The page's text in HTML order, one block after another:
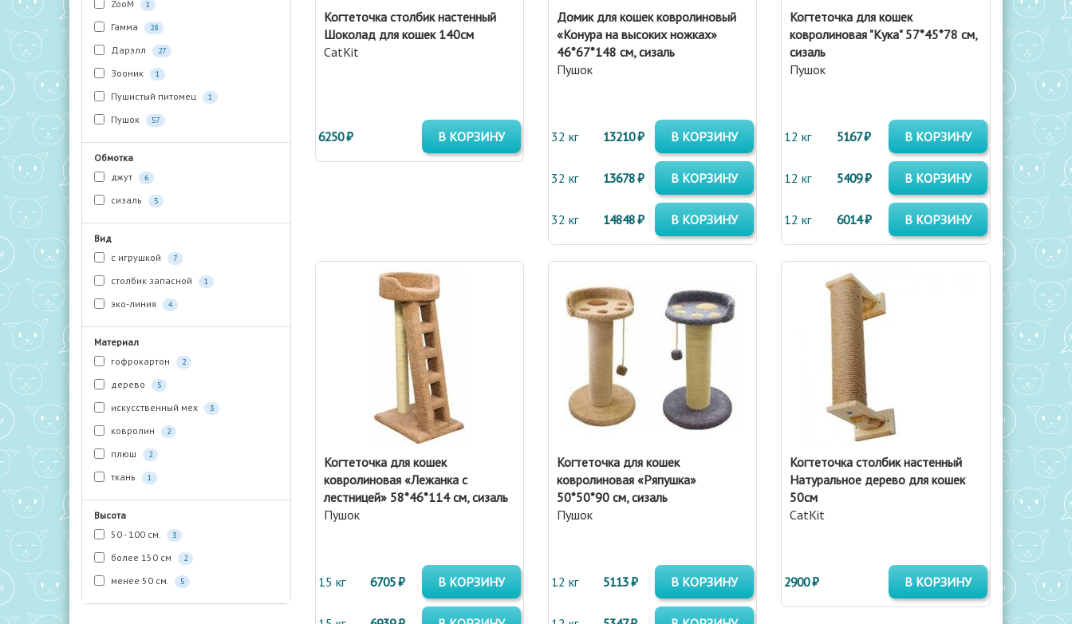
ZooM 1
Гамма 28
Дарэлл 27
Зооник 1
Пушистый питомец 1
Пушок 57
Обмотка
джут
6
сизаль 5
Вид
с игрушкой
7
столбик запасной 1
эко-линия 4
Материал
гофрокартон
2
дерево 5
искусственный мех 3
ковролин 2
плюш 2
ткань 1
Высота
50 - 100 см.
3
более 150 см 2
менее 50 см. 5
Когтеточка столбик настенный
Шоколад для кошек 140см
CatKit
6250 ₽ В КОРЗИНУ
Домик для кошек ковролиновый
«Конура на высоких ножках»
46*67*148 см, сизаль
Пушок
32 кг 13210 ₽ В КОРЗИНУ
32 кг 13678 ₽ В КОРЗИНУ
32 кг 14848 ₽ В КОРЗИНУ
Когтеточка для кошек
ковролиновая "Кука" 57*45*78 см,
сизаль
Пушок
12 кг 5167 ₽ В КОРЗИНУ
12 кг 5409 ₽ В КОРЗИНУ
12 кг 6014 ₽ В КОРЗИНУ
Когтеточка для кошек
ковролиновая «Лежанка с
лестницей» 58*46*114 см, сизаль
Пушок
15 кг 6705 ₽ В КОРЗИНУ
Когтеточка для кошек
ковролиновая «Ряпушка»
50*50*90 см, сизаль
Пушок
12 кг 5113 ₽ В КОРЗИНУ
Когтеточка столбик настенный
Натуральное дерево для кошек
50см
CatKit
2900 ₽ В КОРЗИНУ